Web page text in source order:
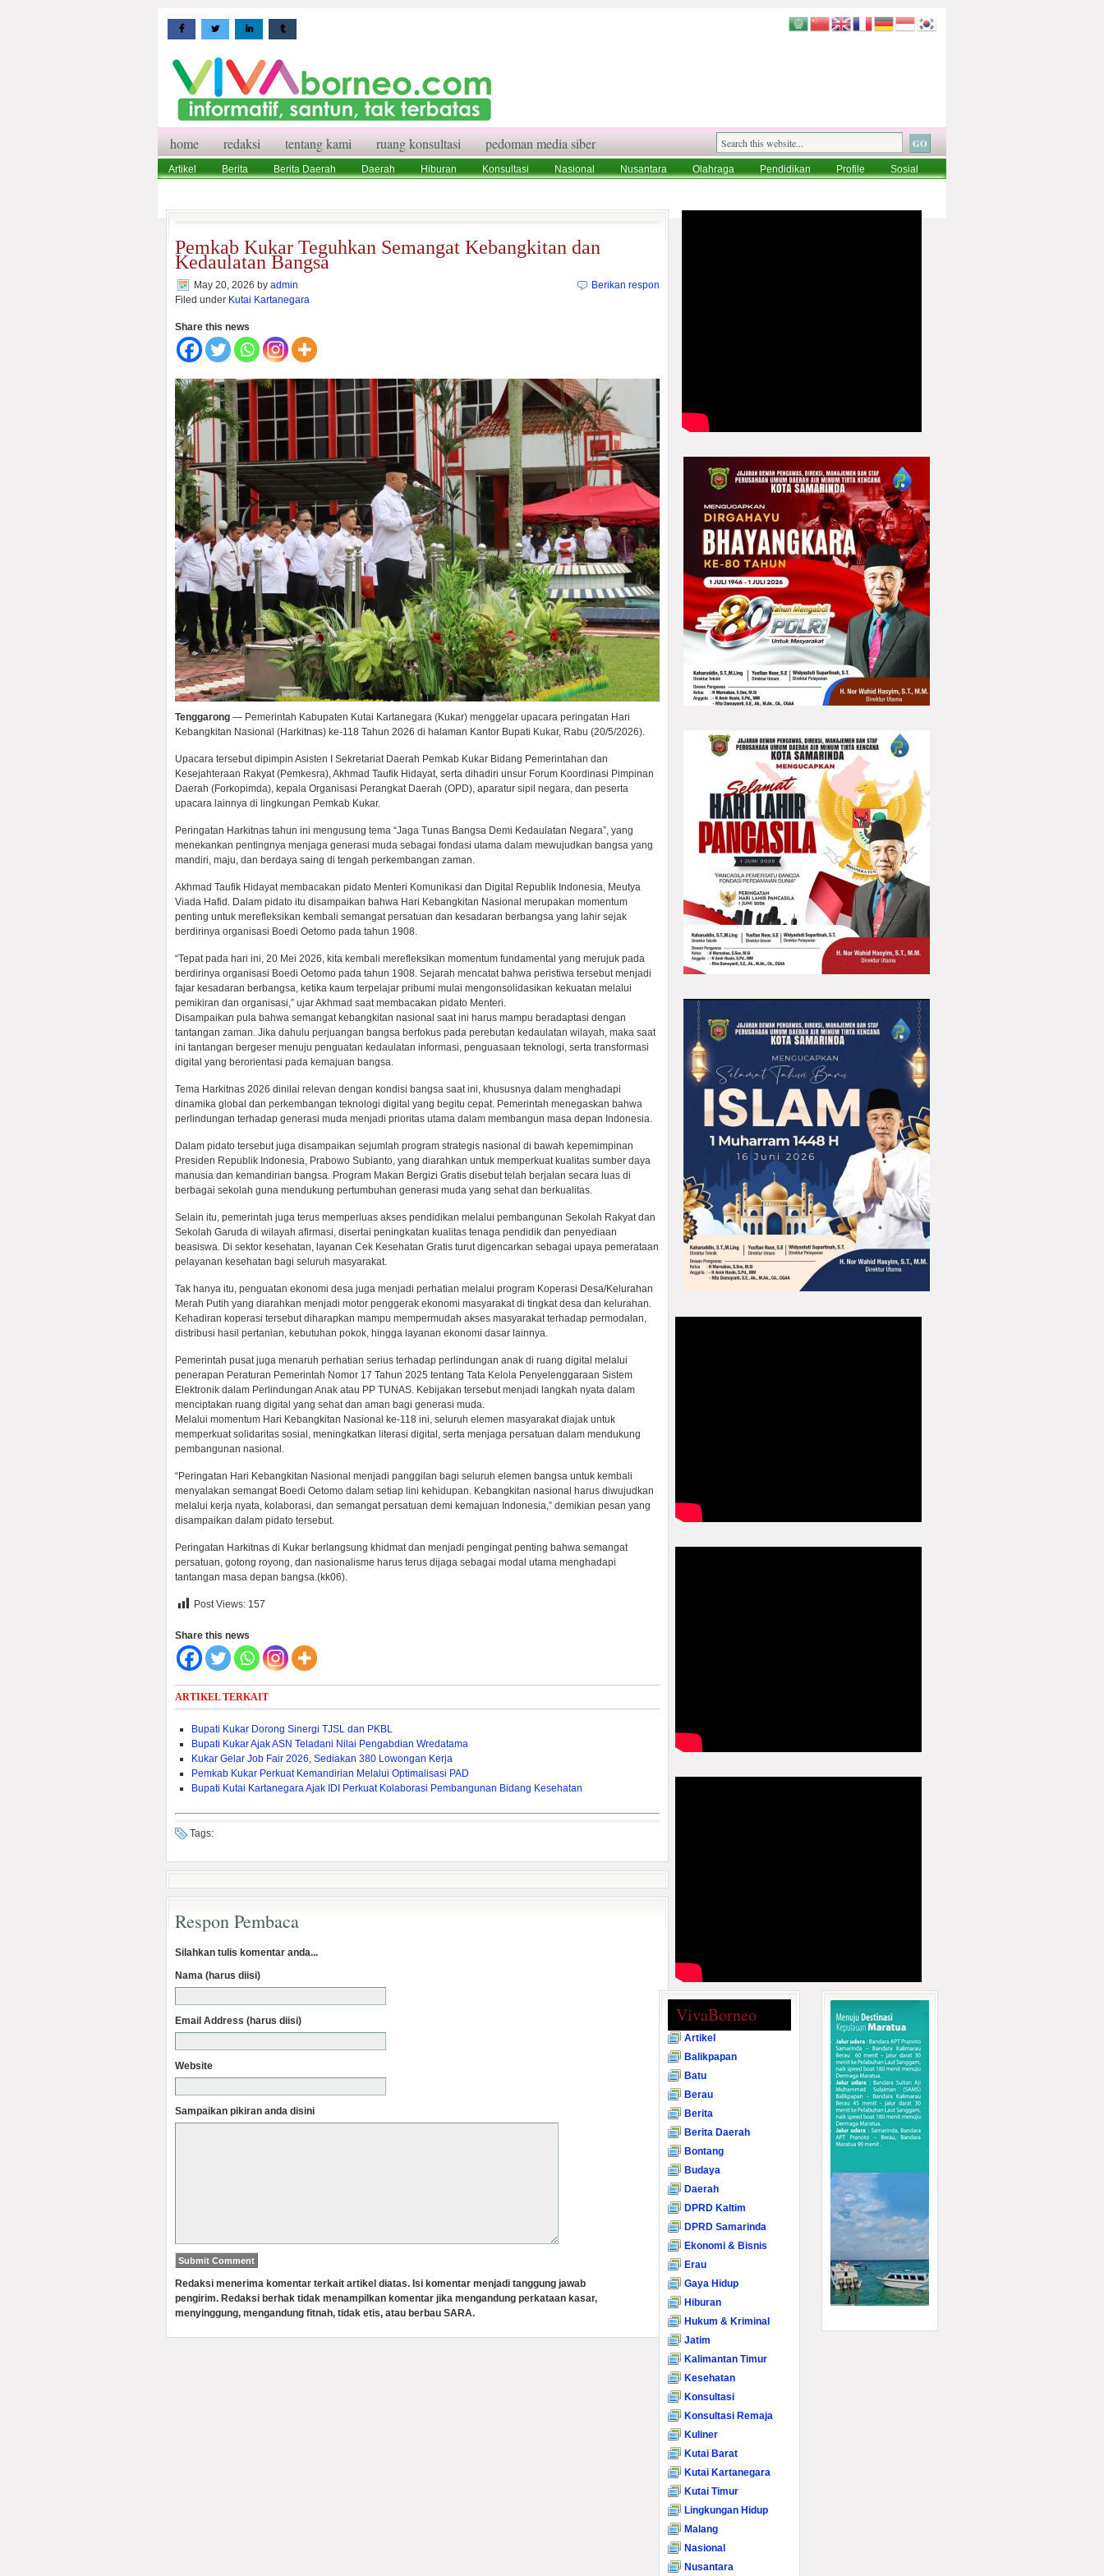
home redaksi tentang kami ruang konsultasi pedoman media siber
Artikel Berita Berita Daerah Daerah Hiburan Konsultasi Nasional Nusantara Olahraga Pendidikan Profile
Sosial
Pemkab Kukar Teguhkan Semangat Kebangkitan dan
Kedaulatan Bangsa
May 20, 2026 by admin
Filed under Kutai Kartanegara
Berikan respon
Share this news
Tenggarong — Pemerintah Kabupaten Kutai Kartanegara (Kukar) menggelar upacara peringatan Hari
Kebangkitan Nasional (Harkitnas) ke-118 Tahun 2026 di halaman Kantor Bupati Kukar, Rabu (20/5/2026).
Upacara tersebut dipimpin Asisten I Sekretariat Daerah Pemkab Kukar Bidang Pemerintahan dan
Kesejahteraan Rakyat (Pemkesra), Akhmad Taufik Hidayat, serta dihadiri unsur Forum Koordinasi Pimpinan
Daerah (Forkopimda), kepala Organisasi Perangkat Daerah (OPD), aparatur sipil negara, dan peserta
upacara lainnya di lingkungan Pemkab Kukar.
Peringatan Harkitnas tahun ini mengusung tema “Jaga Tunas Bangsa Demi Kedaulatan Negara”, yang
menekankan pentingnya menjaga generasi muda sebagai fondasi utama dalam mewujudkan bangsa yang
mandiri, maju, dan berdaya saing di tengah perkembangan zaman.
Akhmad Taufik Hidayat membacakan pidato Menteri Komunikasi dan Digital Republik Indonesia, Meutya
Viada Hafid. Dalam pidato itu disampaikan bahwa Hari Kebangkitan Nasional merupakan momentum
penting untuk merefleksikan kembali semangat persatuan dan kesadaran berbangsa yang lahir sejak
berdirinya organisasi Boedi Oetomo pada tahun 1908.
“Tepat pada hari ini, 20 Mei 2026, kita kembali merefleksikan momentum fundamental yang merujuk pada
berdirinya organisasi Boedi Oetomo pada tahun 1908. Sejarah mencatat bahwa peristiwa tersebut menjadi
fajar kesadaran berbangsa, ketika kaum terpelajar pribumi mulai mengonsolidasikan kekuatan melalui
pemikiran dan organisasi,” ujar Akhmad saat membacakan pidato Menteri.
Disampaikan pula bahwa semangat kebangkitan nasional saat ini harus mampu beradaptasi dengan
tantangan zaman. Jika dahulu perjuangan bangsa berfokus pada perebutan kedaulatan wilayah, maka saat
ini tantangan bergeser menuju penguatan kedaulatan informasi, penguasaan teknologi, serta transformasi
digital yang berorientasi pada kemajuan bangsa.
Tema Harkitnas 2026 dinilai relevan dengan kondisi bangsa saat ini, khususnya dalam menghadapi
dinamika global dan perkembangan teknologi digital yang begitu cepat. Pemerintah menegaskan bahwa
perlindungan terhadap generasi muda menjadi prioritas utama dalam membangun masa depan Indonesia.
Dalam pidato tersebut juga disampaikan sejumlah program strategis nasional di bawah kepemimpinan
Presiden Republik Indonesia, Prabowo Subianto, yang diarahkan untuk memperkuat kualitas sumber daya
manusia dan kemandirian bangsa. Program Makan Bergizi Gratis disebut telah berjalan secara luas di
berbagai sekolah guna mendukung pertumbuhan generasi muda yang sehat dan berkualitas.
Selain itu, pemerintah juga terus memperluas akses pendidikan melalui pembangunan Sekolah Rakyat dan
Sekolah Garuda di wilayah afirmasi, disertai peningkatan kualitas tenaga pendidik dan penyediaan
beasiswa. Di sektor kesehatan, layanan Cek Kesehatan Gratis turut digencarkan sebagai upaya pemerataan
pelayanan kesehatan bagi seluruh masyarakat.
Tak hanya itu, penguatan ekonomi desa juga menjadi perhatian melalui program Koperasi Desa/Kelurahan
Merah Putih yang diarahkan menjadi motor penggerak ekonomi masyarakat di tingkat desa dan kelurahan.
Kehadiran koperasi tersebut diharapkan mampu mempermudah akses masyarakat terhadap permodalan,
distribusi hasil pertanian, kebutuhan pokok, hingga layanan ekonomi dasar lainnya.
Pemerintah pusat juga menaruh perhatian serius terhadap perlindungan anak di ruang digital melalui
penerapan Peraturan Pemerintah Nomor 17 Tahun 2025 tentang Tata Kelola Penyelenggaraan Sistem
Elektronik dalam Perlindungan Anak atau PP TUNAS. Kebijakan tersebut menjadi langkah nyata dalam
menciptakan ruang digital yang sehat dan aman bagi generasi muda.
Melalui momentum Hari Kebangkitan Nasional ke-118 ini, seluruh elemen masyarakat diajak untuk
memperkuat solidaritas sosial, meningkatkan literasi digital, serta menjaga persatuan dalam mendukung
pembangunan nasional.
“Peringatan Hari Kebangkitan Nasional menjadi panggilan bagi seluruh elemen bangsa untuk kembali
menyalakan semangat Boedi Oetomo dalam setiap lini kehidupan. Kebangkitan nasional harus diwujudkan
melalui kerja nyata, kolaborasi, dan semangat persatuan demi kemajuan Indonesia,” demikian pesan yang
disampaikan dalam pidato tersebut.
Peringatan Harkitnas di Kukar berlangsung khidmat dan menjadi pengingat penting bahwa semangat
persatuan, gotong royong, dan nasionalisme harus terus dijaga sebagai modal utama menghadapi
tantangan masa depan bangsa.(kk06).
Post Views: 157
Share this news
ARTIKEL TERKAIT
Bupati Kukar Dorong Sinergi TJSL dan PKBL
Bupati Kukar Ajak ASN Teladani Nilai Pengabdian Wredatama
Kukar Gelar Job Fair 2026, Sediakan 380 Lowongan Kerja
Pemkab Kukar Perkuat Kemandirian Melalui Optimalisasi PAD ‎
Bupati Kutai Kartanegara Ajak IDI Perkuat Kolaborasi Pembangunan Bidang Kesehatan
Tags:
Respon Pembaca
Silahkan tulis komentar anda...
Nama (harus diisi)
Email Address (harus diisi)
Website
Sampaikan pikiran anda disini
Redaksi menerima komentar terkait artikel diatas. Isi komentar menjadi tanggung jawab
pengirim. Redaksi berhak tidak menampilkan komentar jika mengandung perkataan kasar,
menyinggung, mengandung fitnah, tidak etis, atau berbau SARA.
VivaBorneo
Artikel
Balikpapan
Batu
Berau
Berita
Berita Daerah
Bontang
Budaya
Daerah
DPRD Kaltim
DPRD Samarinda
Ekonomi & Bisnis
Erau
Gaya Hidup
Hiburan
Hukum & Kriminal
Jatim
Kalimantan Timur
Kesehatan
Konsultasi
Konsultasi Remaja
Kuliner
Kutai Barat
Kutai Kartanegara
Kutai Timur
Lingkungan Hidup
Malang
Nasional
Nusantara